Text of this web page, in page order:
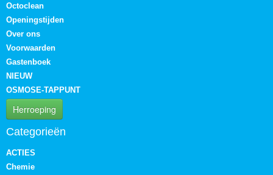
Octoclean
Openingstijden
Over ons
Voorwaarden
Gastenboek
NIEUW
OSMOSE-TAPPUNT
Herroeping
Categorieën
ACTIES
Chemie